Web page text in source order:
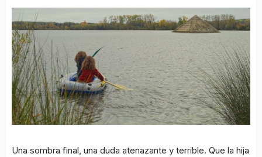
Una sombra final, una duda atenazante y terrible. Que la hija